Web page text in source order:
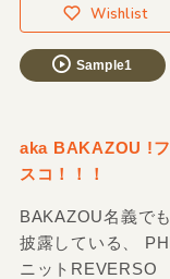
Wishlist
Sample1
aka BAKAZOU !フ
スコ！！！
BAKAZOU名義で
披露している、
ニットREVERSO